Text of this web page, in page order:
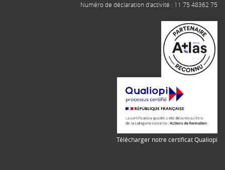
Numéro de déclaration d'activité : 11 75 48362 75
Télécharger notre certificat Qualiopi